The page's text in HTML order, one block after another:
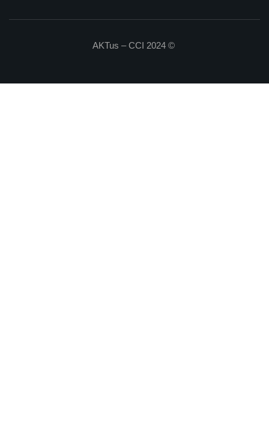
AKTus – CCI 2024 ©